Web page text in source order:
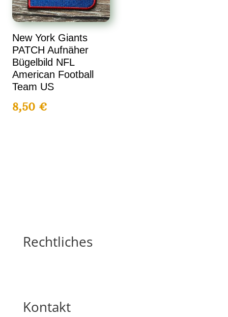
New York Giants
PATCH Aufnäher
Bügelbild NFL
American Football
Team US
8,50€
Rechtliches
Kontakt